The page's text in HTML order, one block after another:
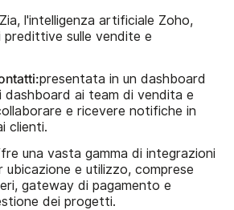
l'intelligenza artificiale Zoho,
predittive sulle vendite e
presentata in un dashboard
dashboard ai team di vendita e
e ricevere notifiche in
clienti.
una vasta gamma di integrazioni
ubicazione e utilizzo, comprese
gateway di pagamento e
dei progetti.